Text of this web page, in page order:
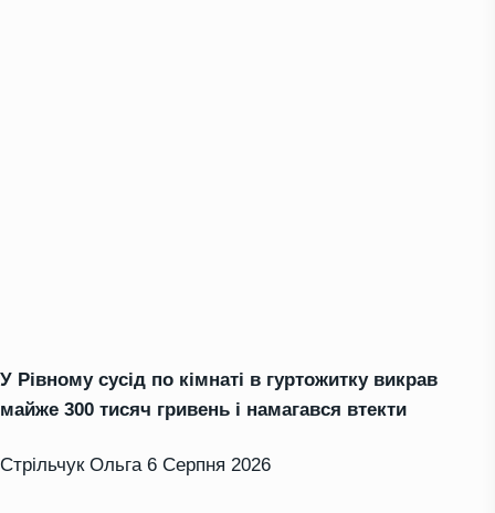
У Рівному сусід по кімнаті в гуртожитку викрав
майже 300 тисяч гривень і намагався втекти
Стрільчук Ольга 6 Серпня 2026